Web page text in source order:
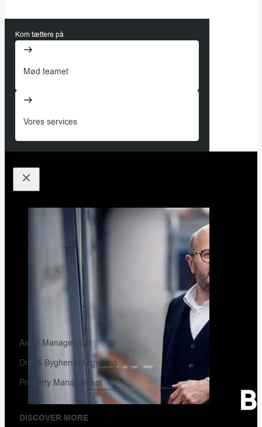
Kom tættere på
Mød teamet
Vores services
Asset Management
Drift & Bygherrerådgivning
Property Management
DISCOVER MORE